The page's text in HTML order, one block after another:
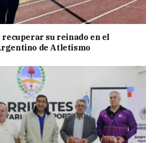
recuperar su reinado en el
de Atletismo